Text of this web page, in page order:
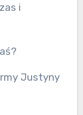
i
Justyny